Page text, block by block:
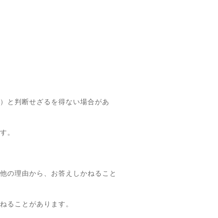
と判断せざるを得ない場合があ
。
の理由から、お答えしかねること
ることがあります。